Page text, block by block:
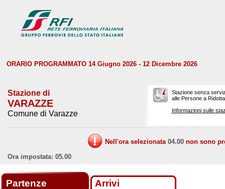
ORARIO PROGRAMMATO 14 Giugno 2026 - 12 Dicembre 2026
Stazione di
VARAZZE
Comune di Varazze
Stazione senza
alle Persone a
Informazioni sulle
Nell'ora selezionata 04.00 non sono
Ora impostata: 05.00
Partenze Arrivi